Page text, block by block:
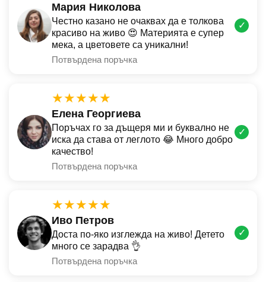
Мария Николова
Честно казано не очаквах да е толкова
красиво на живо 😍 Материята е супер
мека, а цветовете са уникални!
Потвърдена поръчка
✓
★★★★★
Елена Георгиева
Поръчах го за дъщеря ми и буквално не
иска да става от леглото 😂 Много добро
качество!
Потвърдена поръчка
✓
★★★★★
Иво Петров
Доста по-яко изглежда на живо! Детето
много се зарадва 👌
Потвърдена поръчка
✓